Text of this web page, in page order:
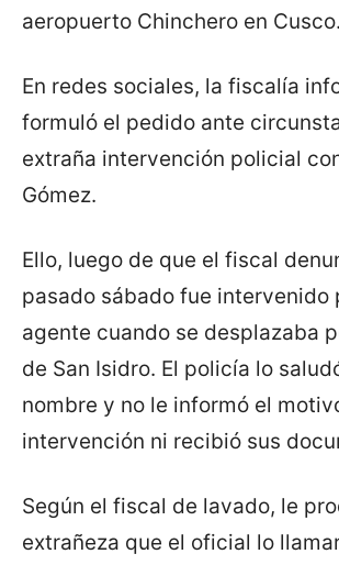
aeropuerto Chinchero en Cusco.
En redes sociales, la fiscalía
formuló el pedido ante
extraña intervención policial
Gómez.
Ello, luego de que el fiscal
pasado sábado fue intervenido
agente cuando se desplazaba
de San Isidro. El policía lo
nombre y no le informó el
intervención ni recibió sus
Según el fiscal de lavado, le
extrañeza que el oficial lo